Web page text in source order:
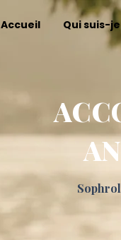
Accueil Qui suis-je